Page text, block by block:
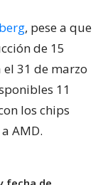
, pese a que
de 15
31 de marzo
11
los chips
AMD.